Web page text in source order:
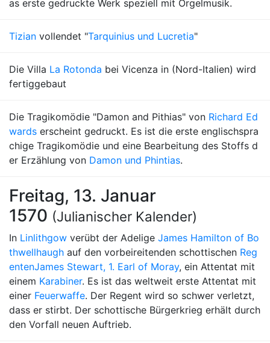
as erste gedruckte Werk speziell mit Orgelmusik.
Tizian vollendet "Tarquinius und Lucretia"
Die Villa La Rotonda bei Vicenza in (Nord-Italien) wird
fertiggebaut
Die Tragikomödie "Damon and Pithias" von Richard Ed
wards erscheint gedruckt. Es ist die erste englischspra
chige Tragikomödie und eine Bearbeitung des Stoffs d
er Erzählung von Damon und Phintias.
Freitag, 13. Januar
1570 (Julianischer Kalender)
In Linlithgow verübt der Adelige James Hamilton of Bo
thwellhaugh auf den vorbeireitenden schottischen Reg
entenJames Stewart, 1. Earl of Moray, ein Attentat mit
einem Karabiner. Es ist das weltweit erste Attentat mit
einer Feuerwaffe. Der Regent wird so schwer verletzt,
dass er stirbt. Der schottische Bürgerkrieg erhält durch
den Vorfall neuen Auftrieb.